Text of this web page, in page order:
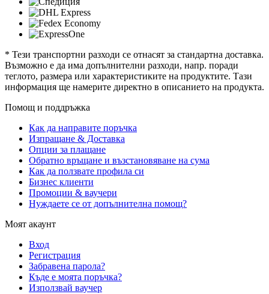
* Тези транспортни разходи се отнасят за стандартна доставка.
Възможно е да има допълнителни разходи, напр. поради
теглото, размера или характеристиките на продуктите. Тази
информация ще намерите директно в описанието на продукта.
Помощ и поддръжка
Как да направите поръчка
Изпращане & Доставка
Опции за плащане
Обратно връщане и възстановяване на сума
Как да ползвате профила си
Бизнес клиенти
Промоции & ваучери
Нуждаете се от допълнителна помощ?
Моят акаунт
Вход
Регистрация
Забравена парола?
Къде е моята поръчка?
Използвай ваучер